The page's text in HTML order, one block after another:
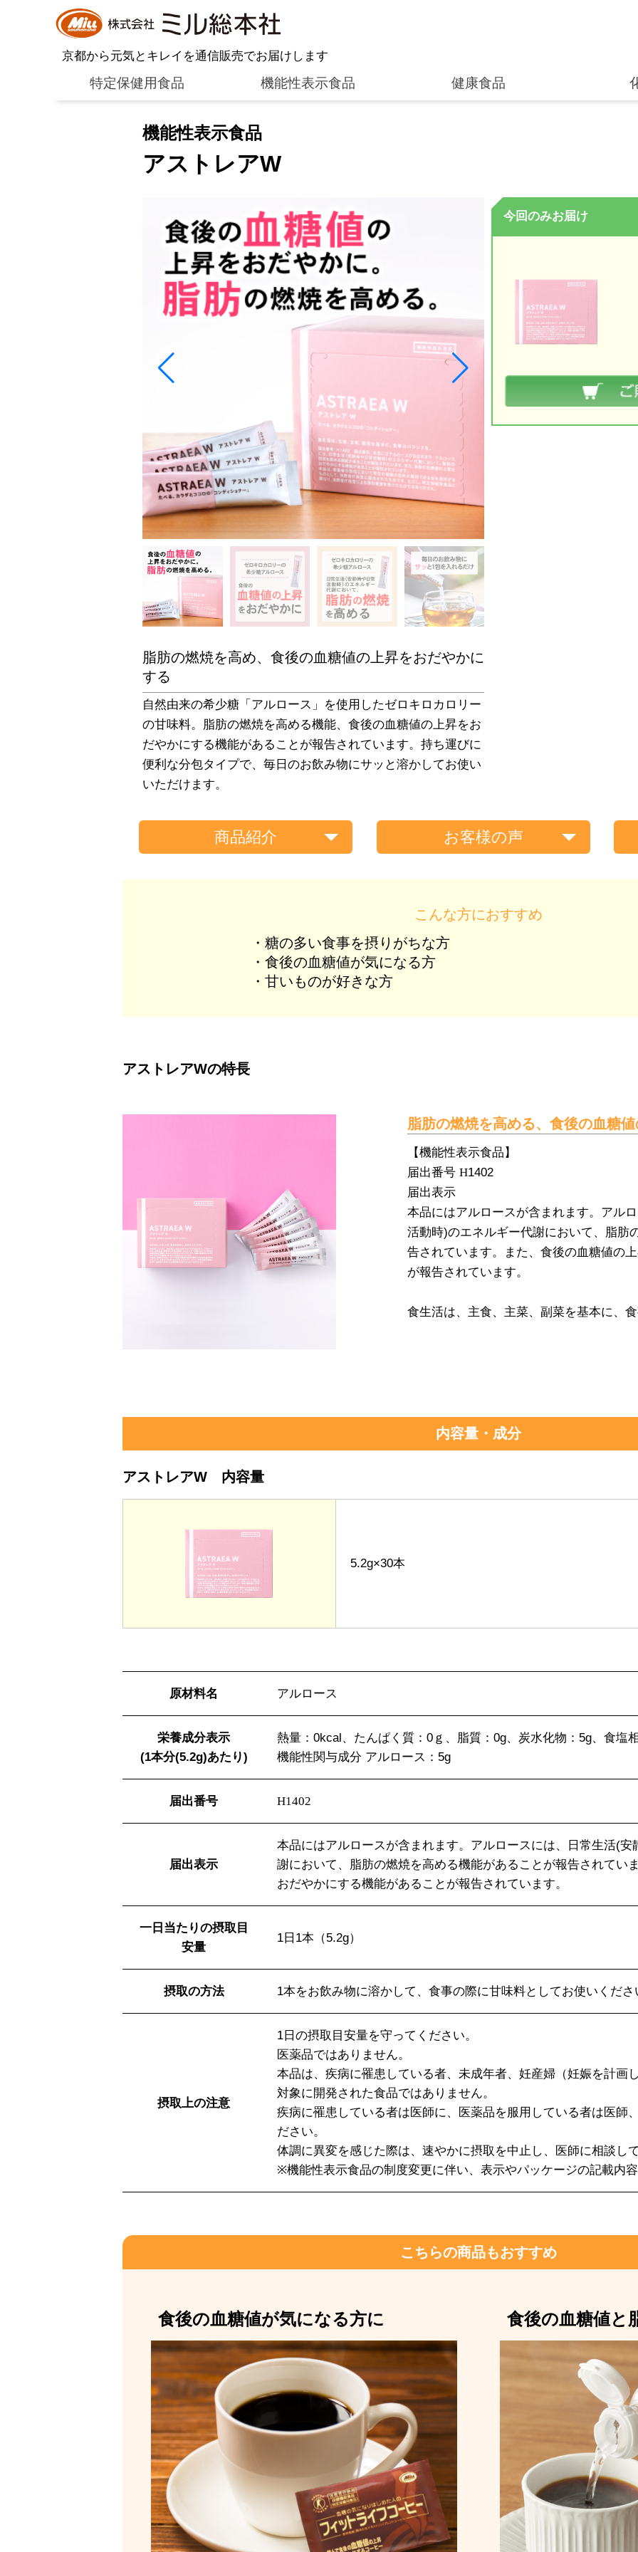
京都から元気とキレイを通信販売でお届けします
特定保健用食品 機能性表示食品 健康食品
機能性表示食品
アストレアW
脂肪の燃焼を高め、食後の血糖値の上昇をおだやかに
する
自然由来の希少糖「アルロース」を使用したゼロキロカロリー
の甘味料。脂肪の燃焼を高める機能、食後の血糖値の上昇をお
だやかにする機能があることが報告されています。持ち運びに
便利な分包タイプで、毎日のお飲み物にサッと溶かしてお使い
いただけます。
今回のみお届け
商品紹介 お客様の声
こんな方におすすめ
・糖の多い食事を摂りがちな方
・食後の血糖値が気になる方
・甘いものが好きな方
アストレアWの特長
脂肪の燃焼を高める、食後の血糖
【機能性表示食品】
届出番号 H1402
届出表示
本品にはアルロースが含まれます。アル
活動時)のエネルギー代謝において、脂肪
告されています。また、食後の血糖値の
が報告されています。
食生活は、主食、主菜、副菜を基本に、食
内容量・成分
アストレアW 内容量
5.2g×30本
原材料名 アルロース
栄養成分表示
(1本分(5.2g)あたり)
熱量：0kcal、たんぱく質：0ｇ、脂質：0g、炭水化物：5g、食塩
機能性関与成分 アルロース：5g
届出番号 H1402
届出表示
本品にはアルロースが含まれます。アルロースには、日常生活(
謝において、脂肪の燃焼を高める機能があることが報告されてい
おだやかにする機能があることが報告されています。
一日当たりの摂取目
安量
1日1本（5.2g）
摂取の方法 1本をお飲み物に溶かして、食事の際に甘味料としてお使いくださ
摂取上の注意
1日の摂取目安量を守ってください。
医薬品ではありません。
本品は、疾病に罹患している者、未成年者、妊産婦（妊娠を計画
対象に開発された食品ではありません。
疾病に罹患している者は医師に、医薬品を服用している者は医師
ださい。
体調に異変を感じた際は、速やかに摂取を中止し、医師に相談して
※機能性表示食品の制度変更に伴い、表示やパッケージの記載内
こちらの商品もおすすめ
食後の血糖値が気になる方に 食後の血糖値と